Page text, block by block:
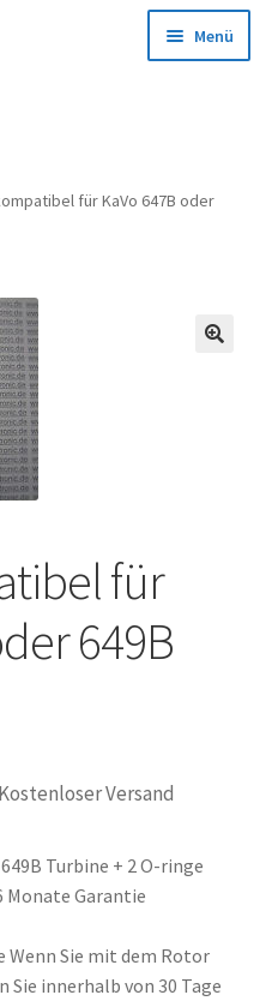
Menü
für KaVo 647B oder
für
649B
Versand
Turbine + 2 O-ringe
Monate Garantie
Wenn Sie mit dem Rotor
Sie innerhalb von 30 Tage